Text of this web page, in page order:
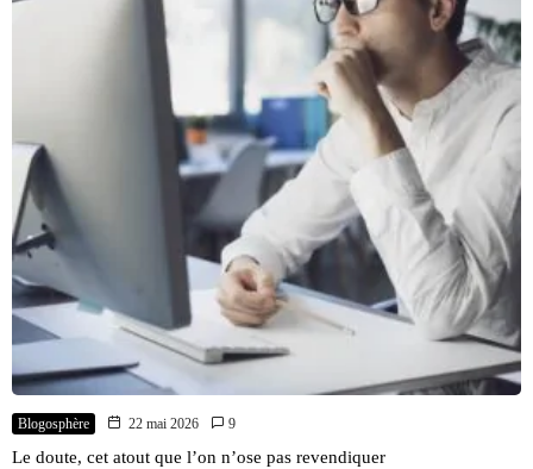
Blogosphère 22 mai 2026 9
Le doute, cet atout que l’on n’ose pas revendiquer